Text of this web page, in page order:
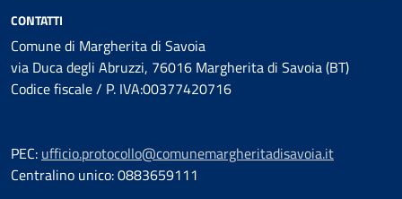
CONTATTI
Comune di Margherita di Savoia
via Duca degli Abruzzi, 76016 Margherita di Savoia (BT)
Codice fiscale / P. IVA:00377420716
PEC: ufficio.protocollo@comunemargheritadisavoia.it
Centralino unico: 0883659111